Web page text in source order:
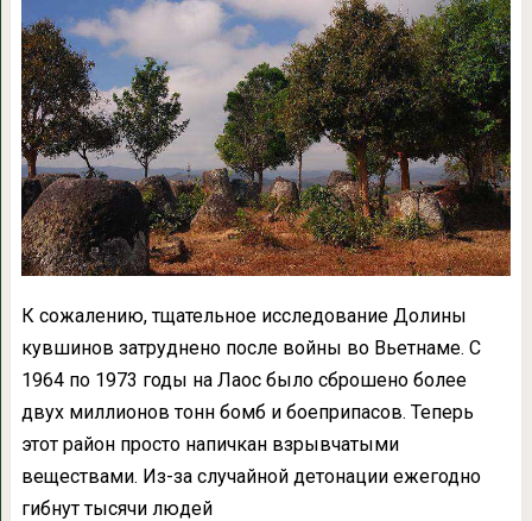
К сожалению, тщательное исследование Долины
кувшинов затруднено после войны во Вьетнаме. С
1964 по 1973 годы на Лаос было сброшено более
двух миллионов тонн бомб и боеприпасов. Теперь
этот район просто напичкан взрывчатыми
веществами. Из-за случайной детонации ежегодно
гибнут тысячи людей